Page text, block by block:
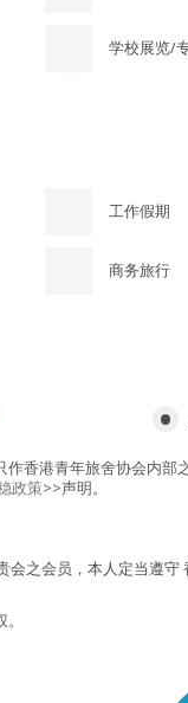
学校展览/
工作假期
商务旅行
香港青年旅舍协会内
政策>>声明。
之会员，本人定当遵守